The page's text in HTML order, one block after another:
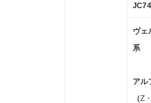
JC74
ヴェ
系
アル
（Z